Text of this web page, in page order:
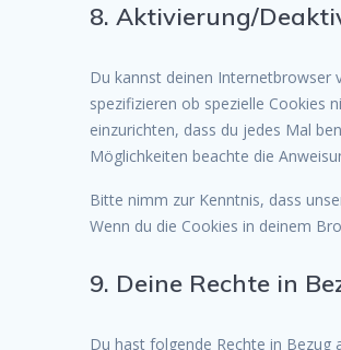
8. Aktivierung/
Du kannst deinen Internetbrowser
spezifizieren ob spezielle Cookies
einzurichten, dass du jedes Mal
Möglichkeiten beachte die
Bitte nimm zur Kenntnis, dass
Wenn du die Cookies in deinem
9. Deine Rechte in
Du hast folgende Rechte in Bezug